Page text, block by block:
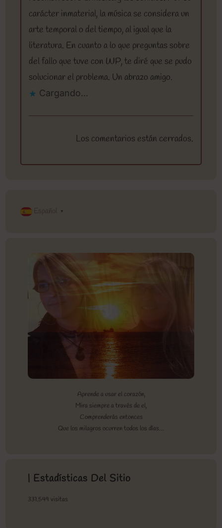
carácter inmaterial, la música se considera un
arte temporal o del tiempo, al igual que la
literatura. En cuanto a lo que preguntas sobre
del fallo que tuve con WP, te diré que se pudo
solucionar el problema. Un abrazo amigo.
Cargando...
Los comentarios están cerrados.
Español ▼
Aprende a usar el corazón,
Mira siempre a través de el,
Comprenderás entonces
Que los milagros ocurren todos los días…
| Estadísticas Del Sitio
331.549 visitas